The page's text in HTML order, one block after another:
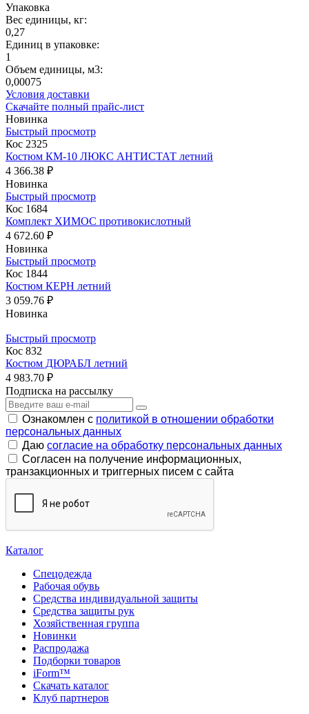
Упаковка
Вес единицы, кг:
0,27
Единиц в упаковке:
1
Объем единицы, м3:
0,00075
Условия доставки
Скачайте полный прайс-лист
Новинка
Быстрый просмотр
Кос 2325
Костюм КМ-10 ЛЮКС АНТИСТАТ летний
4 366.38 ₽
Новинка
Быстрый просмотр
Кос 1684
Комплект ХИМОС противокислотный
4 672.60 ₽
Новинка
Быстрый просмотр
Кос 1844
Костюм КЕРН летний
3 059.76 ₽
Новинка
Быстрый просмотр
Кос 832
Костюм ДЮРАБЛ летний
4 983.70 ₽
Подписка на рассылку
Ознакомлен с политикой в отношении обработки
персональных данных
Даю согласие на обработку персональных данных
Согласен на получение информационных,
транзакционных и триггерных писем с сайта
Каталог
Спецодежда
Рабочая обувь
Средства индивидуальной защиты
Средства защиты рук
Хозяйственная группа
Новинки
Распродажа
Подборки товаров
iForm™
Скачать каталог
Клуб партнеров